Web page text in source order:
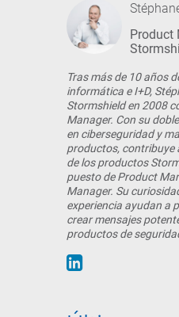
Product
Tras más de 10 años
informática e I+D,
Stormshield en 2008
Manager. Con su
en ciberseguridad y
productos, contribuye
de los productos
puesto de Product
Manager. Su
experiencia ayudan a
crear mensajes
productos de